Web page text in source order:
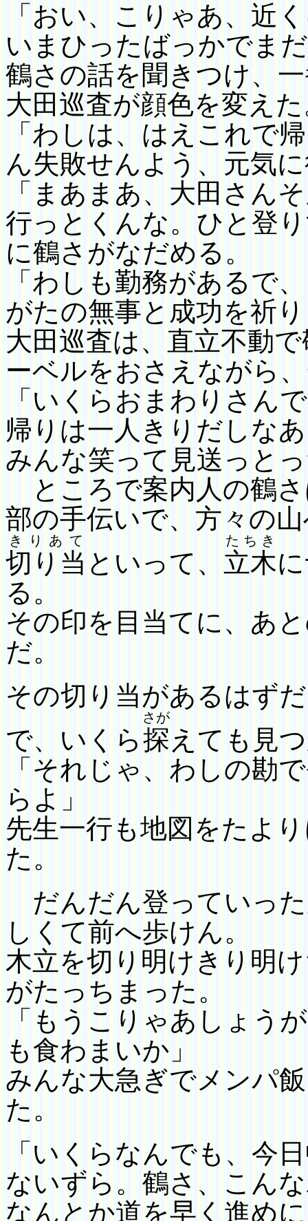
「おい、こりゃあ、近
いまひったばっかでま
鶴さの話を聞きつけ、
大田巡査が顔色を変え
「わしは、はえこれで
ん失敗せんよう、元気に
「まあまあ、大田さん
行っとくんな。ひと登り
に鶴さがなだめる。
「わしも勤務があるで
がたの無事と成功を祈り
大田巡査は、直立不動
ーベルをおさえながら、
「いくらおまわりさん
帰りは一人きりだしな
みんな笑って見送っと
ところで案内人の鶴
部の手伝いで、方々の山
切り当
きりあて
といって、 立木
たちき
る。
その印を目当てに、あ
だ。
その切り当があるはず
で、いくら探
さが
えても見つ
「それじゃ、わしの勘
らよ」
先生一行も地図をたよ
た。
だんだん登っていっ
しくて前へ歩けん。
木立を切り明けきり明
がたっちまった。
「もうこりゃあしょう
も食わまいか」
みんな大急ぎでメンパ
た。
「いくらなんでも、今
ないずら。鶴さ、こん
なんとか道を早く進め